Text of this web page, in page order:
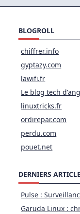
BLOGROLL
chiffrer.info
gyptazy.com
lawifi.fr
Le blog tech
linuxtricks.fr
ordirepar.com
perdu.com
pouet.net
DERNIERS
Pulse :
Garuda Linux :